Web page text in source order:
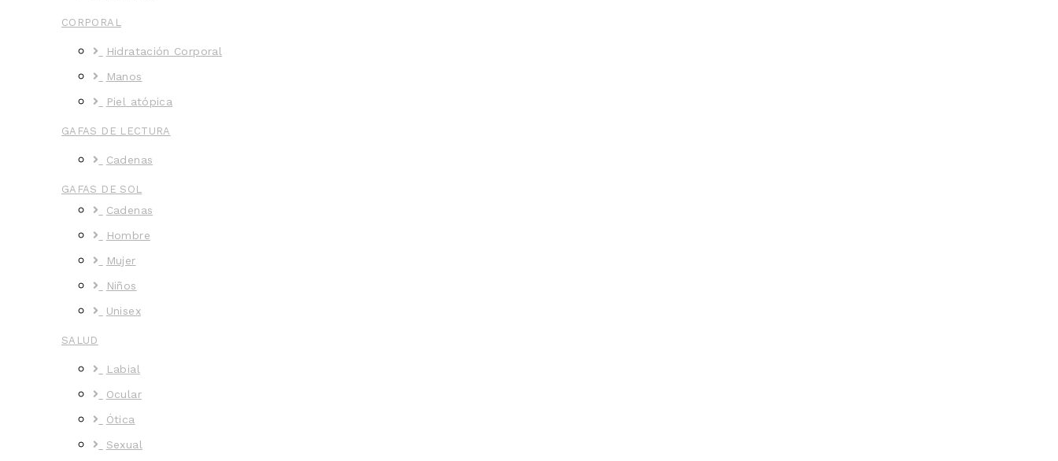
CORPORAL
Hidratación Corporal
Manos
Piel atópica
GAFAS DE LECTURA
Cadenas
GAFAS DE SOL
Cadenas
Hombre
Mujer
Niños
Unisex
SALUD
Labial
Ocular
Ótica
Sexual